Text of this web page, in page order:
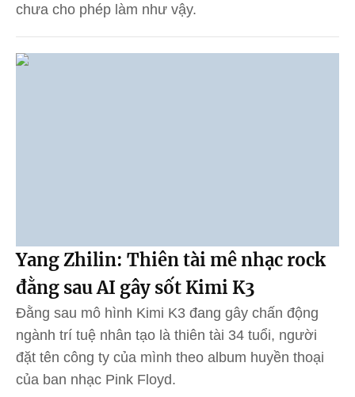
chưa cho phép làm như vậy.
Yang Zhilin: Thiên tài mê nhạc rock
đằng sau AI gây sốt Kimi K3
Đằng sau mô hình Kimi K3 đang gây chấn động
ngành trí tuệ nhân tạo là thiên tài 34 tuổi, người
đặt tên công ty của mình theo album huyền thoại
của ban nhạc Pink Floyd.